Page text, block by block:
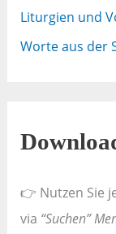
Liturgien und
Worte aus der
👉 Nutzen Sie
via “Suchen”